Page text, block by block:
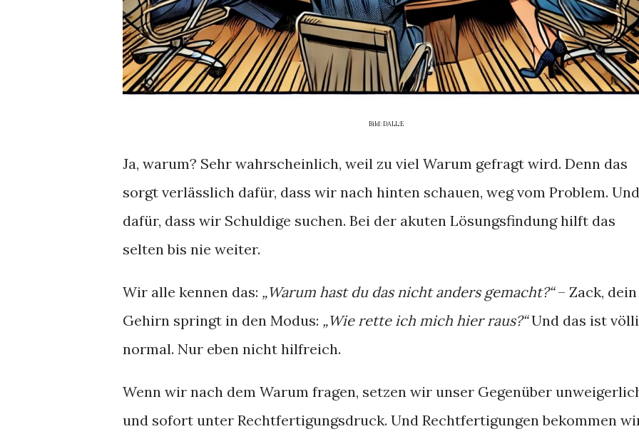
Bild: DALL:E
Ja, warum? Sehr wahrscheinlich, weil zu viel Warum gefragt wird. Denn das
sorgt verlässlich dafür, dass wir nach hinten schauen, weg vom Problem. Und
dafür, dass wir Schuldige suchen. Bei der akuten Lösungsfindung hilft das
selten bis nie weiter.
Wir alle kennen das: „Warum hast du das nicht anders gemacht?“– Zack, dein
Gehirn springt in den Modus: „Wie rette ich mich hier raus?“Und das ist
normal. Nur eben nicht hilfreich.
Wenn wir nach dem Warum fragen, setzen wir unser Gegenüber
und sofort unter Rechtfertigungsdruck. Und Rechtfertigungen bekommen